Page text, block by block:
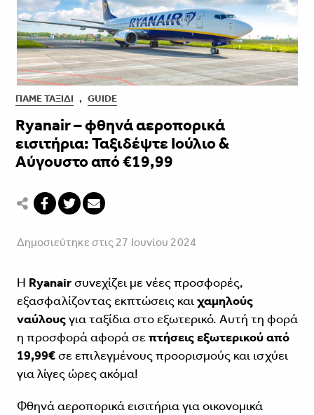
ΠΆΜΕ ΤΑΞΊΔΙ , GUIDE
Ryanair – φθηνά αεροπορικά
εισιτήρια: Ταξιδέψτε Ιούλιο &
Αύγουστο από €19,99
Δημοσιεύτηκε στις 27 Ιουνίου 2024
Η Ryanairσυνεχίζει με νέες προσφορές,
εξασφαλίζοντας εκπτώσεις καιχαμηλούς
ναύλουςγια ταξίδια στο εξωτερικό. Αυτή τη φορά
η προσφορά αφορά σεπτήσεις εξωτερικού από
19,99€σε επιλεγμένους προορισμούς και ισχύει
για λίγες ώρες ακόμα!
Φθηνά αεροπορικά εισιτήρια για οικονομικά